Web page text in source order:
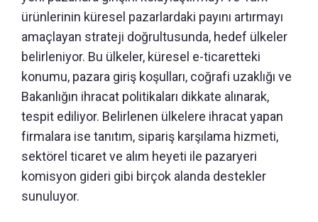
ürünlerinin küresel pazarlardaki payını artırmayı
amaçlayan strateji doğrultusunda, hedef ülkeler
belirleniyor. Bu ülkeler, küresel e-ticaretteki
konumu, pazara giriş koşulları, coğrafi uzaklığı ve
Bakanlığın ihracat politikaları dikkate alınarak,
tespit ediliyor. Belirlenen ülkelere ihracat yapan
firmalara ise tanıtım, sipariş karşılama hizmeti,
sektörel ticaret ve alım heyeti ile pazaryeri
komisyon gideri gibi birçok alanda destekler
sunuluyor.